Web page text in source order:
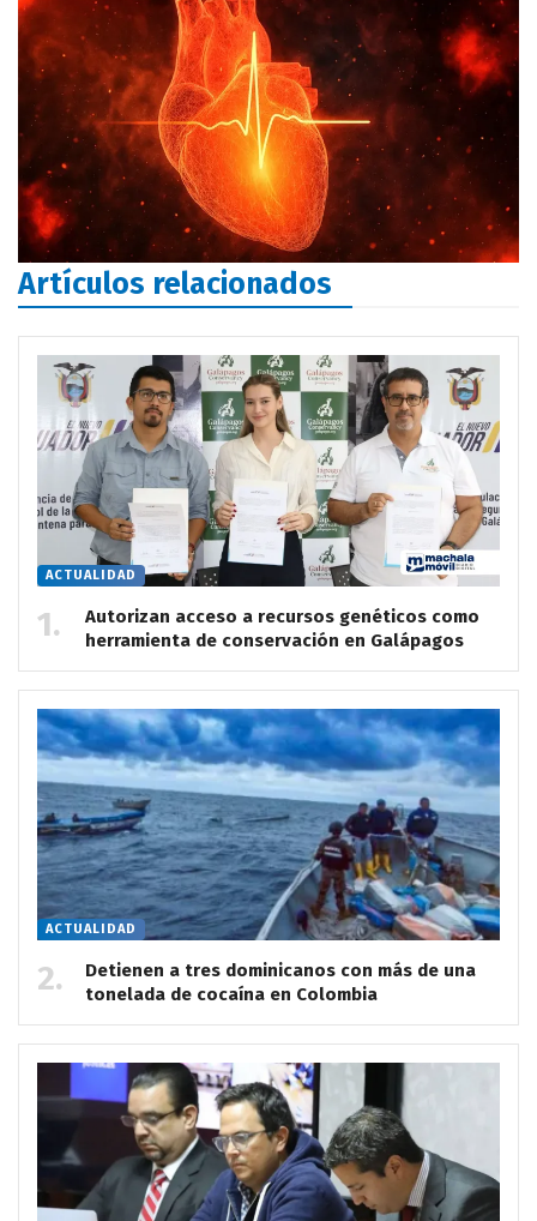
Artículos relacionados
ACTUALIDAD
Autorizan acceso a recursos genéticos como
herramienta de conservación en Galápagos
ACTUALIDAD
Detienen a tres dominicanos con más de una
tonelada de cocaína en Colombia